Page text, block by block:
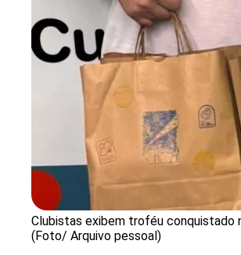
Clubistas exibem troféu conquistado
(Foto/ Arquivo pessoal)